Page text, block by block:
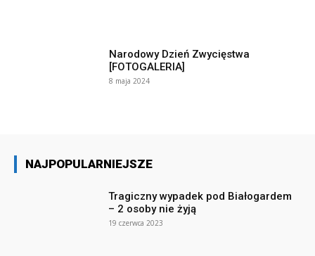
Narodowy Dzień Zwycięstwa
[FOTOGALERIA]
8 maja 2024
NAJPOPULARNIEJSZE
Tragiczny wypadek pod Białogardem
– 2 osoby nie żyją
19 czerwca 2023